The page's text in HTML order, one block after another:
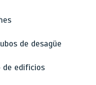
de desagüe
de edificios